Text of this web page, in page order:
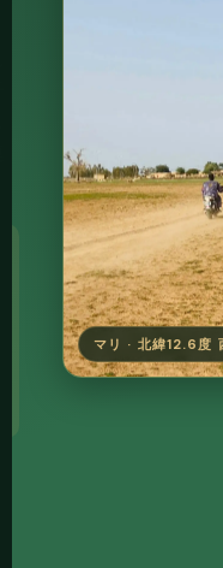
マリ · 北緯12.6度